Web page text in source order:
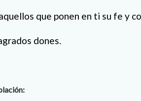
que ponen en ti su fe y
dones.